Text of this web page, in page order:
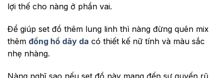
lợi thế cho nàng ở phần vai.
Để giúp set đồ thêm lung linh thì nàng đừng quên mix
thêm đồng hồ dây da có thiết kế nữ tính và màu sắc
nhẹ nhàng.
Nàng nghĩ sao nếu set đồ này mang đến sự quyến rũ